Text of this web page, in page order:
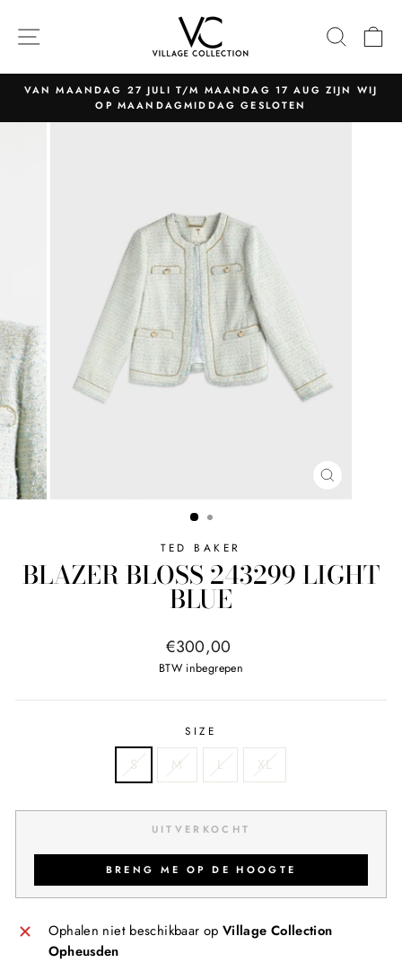
content
Pauzeer
VAN MAANDAG 27 JULI T/M MAANDAG 17 AUG ZIJN WIJ
OP MAANDAGMIDDAG GESLOTEN
SLUITEN
TED BAKER
BLAZER BLOSS 243299 LIGHT
BLUE
Normale
prijs
€300,00
BTW inbegrepen
SIZE
S M L XL
UITVERKOCHT
BRENG ME OP DE HOOGTE
Ophalen niet beschikbaar op Village Collection
Opheusden